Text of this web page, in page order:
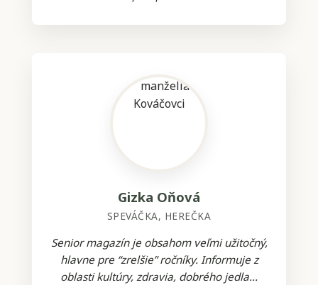
Gizka Oňová
SPEVÁČKA, HEREČKA
Senior magazín je obsahom veľmi užitočný,
hlavne pre “zrelšie” ročníky. Informuje z
oblasti kultúry, zdravia, dobrého jedla...